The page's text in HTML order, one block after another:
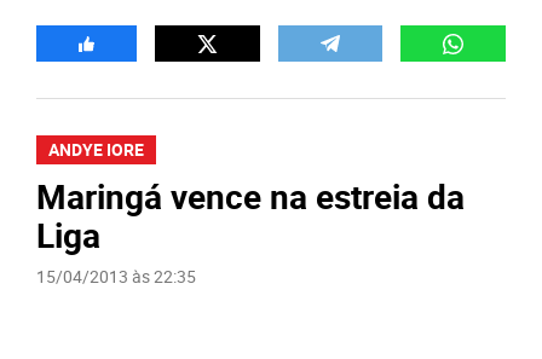
ANDYE IORE
Maringá vence na estreia da
Liga
15/04/2013 às 22:35